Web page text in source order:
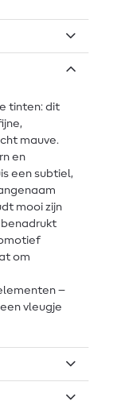
tinten: dit
mauve.
en
een subtiel,
mooi zijn
om
–
vleugje